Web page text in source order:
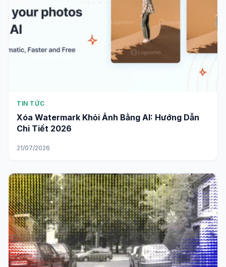
TIN TỨC
Xóa Watermark Khỏi Ảnh Bằng AI: Hướng Dẫn
Chi Tiết 2026
21/07/2026